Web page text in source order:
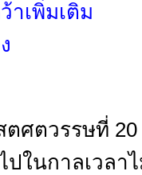
าเพิ่มเติม
ศตวรรษที่
ปในกาลเวลา